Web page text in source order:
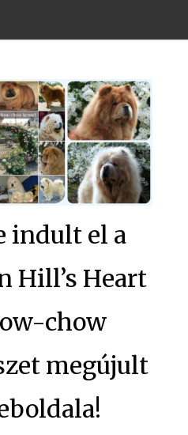
indult el a
Hill’s Heart
chow
megújult